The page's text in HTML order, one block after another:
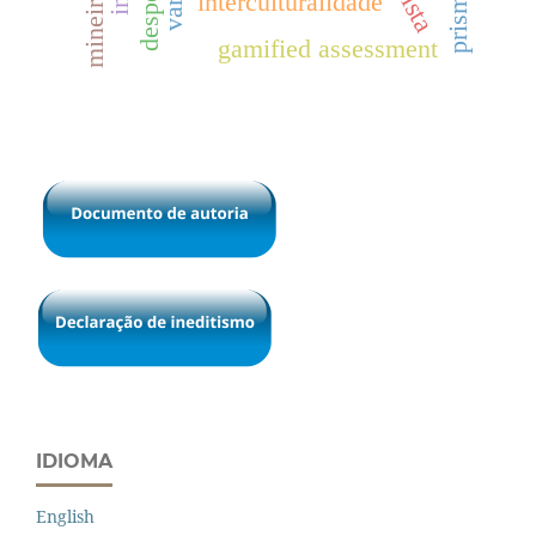
gamified assessment
IDIOMA
English